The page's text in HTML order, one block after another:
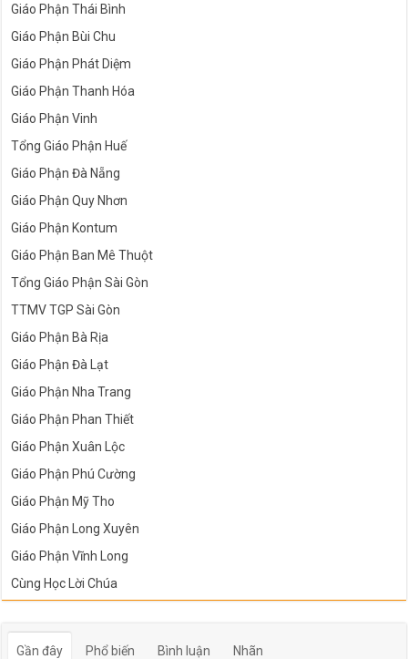
Giáo Phận Thái Bình
Giáo Phận Bùi Chu
Giáo Phận Phát Diệm
Giáo Phận Thanh Hóa
Giáo Phận Vinh
Tổng Giáo Phận Huế
Giáo Phận Đà Nẵng
Giáo Phận Quy Nhơn
Giáo Phận Kontum
Giáo Phận Ban Mê Thuột
Tổng Giáo Phận Sài Gòn
TTMV TGP Sài Gòn
Giáo Phận Bà Rịa
Giáo Phận Đà Lạt
Giáo Phận Nha Trang
Giáo Phận Phan Thiết
Giáo Phận Xuân Lộc
Giáo Phận Phú Cường
Giáo Phận Mỹ Tho
Giáo Phận Long Xuyên
Giáo Phận Vĩnh Long
Cùng Học Lời Chúa
Gần đây Phổ biến Bình luận Nhãn